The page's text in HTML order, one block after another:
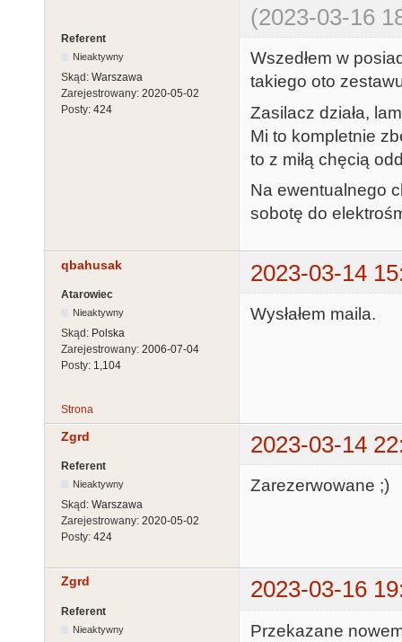
(2023-03-16
Referent
Nieaktywny
Skąd: Warszawa
Zarejestrowany: 2020-05-02
Posty: 424
Wszedłem w
takiego oto
Zasilacz działa,
Mi to kompletnie
to z miłą chęcią
Na ewentualnego
sobotę do
qbahusak 2023-03-14
Atarowiec
Nieaktywny
Skąd: Polska
Zarejestrowany: 2006-07-04
Posty: 1,104
Wysłałem maila.
Strona
Zgrd 2023-03-14
Referent
Nieaktywny
Skąd: Warszawa
Zarejestrowany: 2020-05-02
Posty: 424
Zarezerwowane ;)
Zgrd 2023-03-16
Referent
Nieaktywny Przekazane